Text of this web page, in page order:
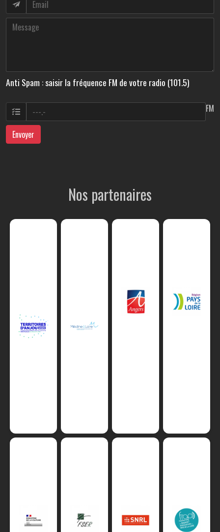
Anti Spam : saisir la fréquence FM de votre radio (101.5)
FM
Envoyer
Nos partenaires